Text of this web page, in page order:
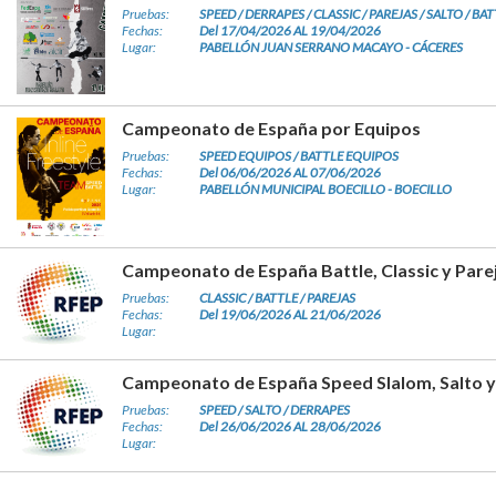
Pruebas:
SPEED / DERRAPES / CLASSIC / PAREJAS / SALTO /
Fechas:
Del 17/04/2026 AL 19/04/2026
Lugar:
PABELLÓN JUAN SERRANO MACAYO - CÁCERES
Campeonato de España por Equipos
Pruebas:
SPEED EQUIPOS / BATTLE EQUIPOS
Fechas:
Del 06/06/2026 AL 07/06/2026
Lugar:
PABELLÓN MUNICIPAL BOECILLO - BOECILLO
Campeonato de España Battle, Classic y
Pruebas:
CLASSIC / BATTLE / PAREJAS
Fechas:
Del 19/06/2026 AL 21/06/2026
Lugar:
Campeonato de España Speed Slalom, Salto
Pruebas:
SPEED / SALTO / DERRAPES
Fechas:
Del 26/06/2026 AL 28/06/2026
Lugar: